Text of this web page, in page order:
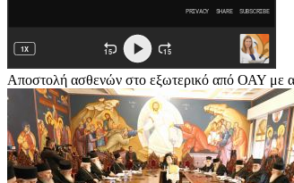
Αποστολή ασθενών στο εξωτερικό από ΟΑΥ με